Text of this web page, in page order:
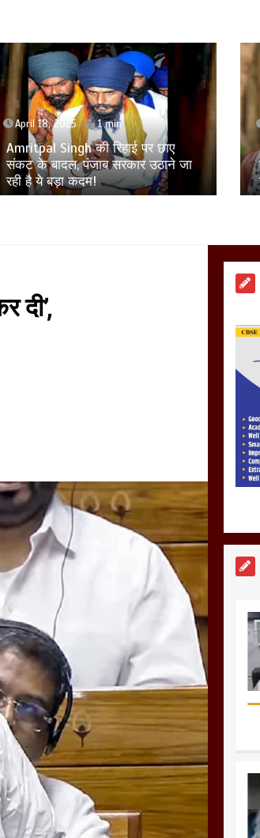
April 17, 2025 1 min
Murshidabad Violence: महिलाओं के
उत्पीड़न की जांच करेगा महिला आयोग,
जांच समिति का गठन
दी’,